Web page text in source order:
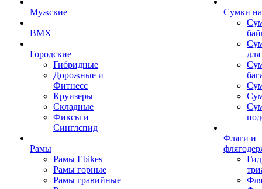
Мужские
BMX
Городские
Гибридные
Дорожные и
Фитнесс
Круизеры
Складные
Фиксы и
Синглспид
Рамы
Рамы Ebikes
Рамы горные
Рамы гравийные
Сумки
Фляги и